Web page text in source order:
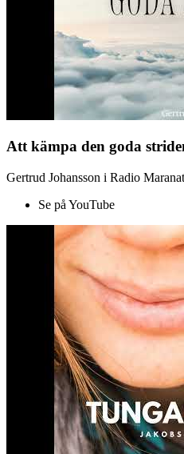
Att kämpa den goda
Gertrud Johansson i Radio
Se på YouTube